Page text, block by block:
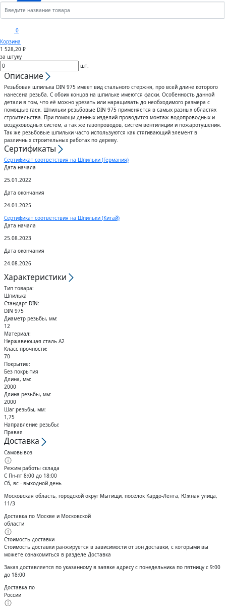
0
Корзина
Анкеры
Шплинты
Штифты
Дюбели
Шурупы
Гвозди
Спец.крепеж
Шпоночный материал
Кольца стопорные
Скобы
Крюки
Вертлюги
Блоки
Сектора управления к
дроссельному клапану
Воздуховоды гибкие
Диффузоры для вентиляции
Штампованные изделия
Клапаны
Гибкие вставки
Воздухо-распределители
1 528,20 ₽
за штуку
шт.
Описание
Резьбовая шпилька DIN 975 имеет вид стального стержня, про всей длине которого
нанесена резьба. С обоих концов на шпильке имеются фаски. Особенность данной
детали в том, что её можно урезать или наращивать до необходимого размера с
помощью гаек. Шпильки резьбовые DIN 975 применяется в самых разных областях
строительства. При помощи данных изделий проводится монтаж водопроводных и
воздуховодных систем, а так же газопроводов, систем вентиляции и пожаротушения.
Так же резьбовые шпильки часто используются как стягивающий элемент в
различных строительных работах по дереву.
Сертификаты
Сертификат соответствия на Шпильки (Германия)
Дата начала
25.01.2022
Дата окончания
24.01.2025
Сертификат соответствия на Шпильки (Китай)
Дата начала
25.08.2023
Дата окончания
24.08.2026
Характеристики
Тип товара:
Шпилька
Стандарт DIN:
DIN 975
Диаметр резьбы, мм:
12
Материал:
Нержавеющая сталь А2
Класс прочности:
70
Покрытие:
Без покрытия
Длина, мм:
2000
Длина резьбы, мм:
2000
Шаг резьбы, мм:
1,75
Направление резьбы:
Правая
Доставка
Самовывоз
Режим работы склада
С Пн-пт 8:00 до 18:00
Сб, вс - выходной день
Московская область, городской округ Мытищи, посёлок Кардо-Лента, Южная улица,
11/3
Доставка по Москве и Московской
области
Стоимость доставки
Стоимость доставки ранжируется в зависимости от зон доставки, с которыми вы
можете ознакомиться в разделе Доставка
Заказ доставляется по указанному в заявке адресу с понедельника по пятницу с 9:00
до 18:00
Доставка по
России